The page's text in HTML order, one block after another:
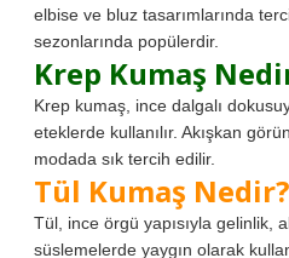
elbise ve bluz tasarımlarında
sezonlarında popülerdir.
Krep Kumaş
Krep kumaş, ince dalgalı
eteklerde kullanılır. Akışkan
modada sık tercih edilir.
Tül Kumaş Nedir?
Tül, ince örgü yapısıyla gelinlik,
süslemelerde yaygın olarak